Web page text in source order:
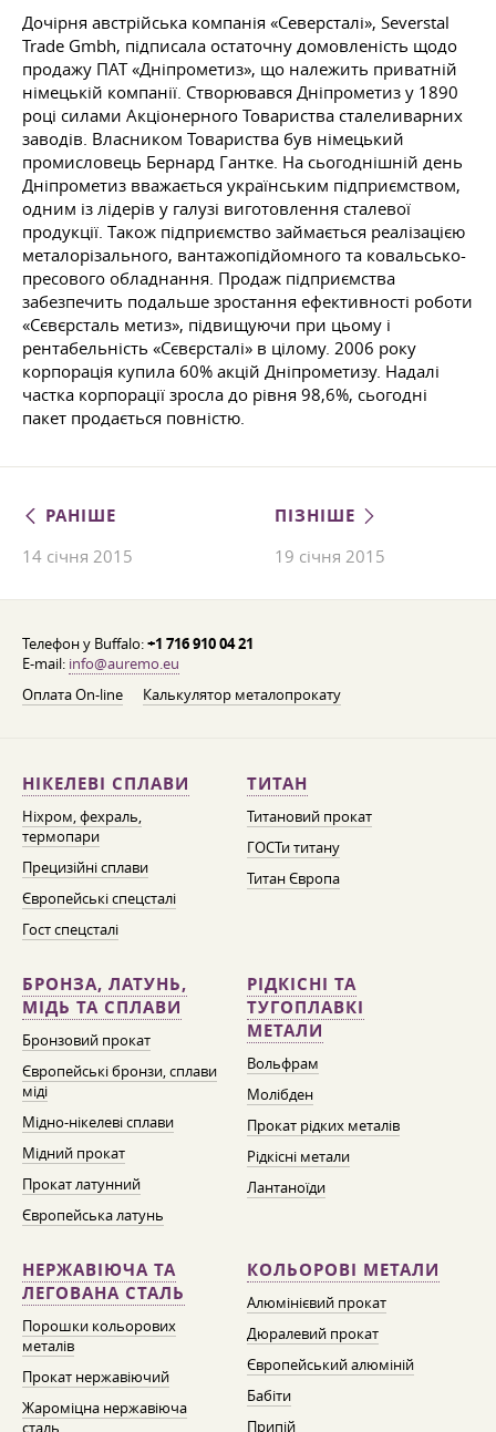
Дочірня австрійська компанія «Северсталі», Severstal
Trade Gmbh, підписала остаточну домовленість щодо
продажу ПАТ «Дніпрометиз», що належить приватній
німецькій компанії. Створювався Дніпрометиз у 1890
році силами Акціонерного Товариства сталеливарних
заводів. Власником Товариства був німецький
промисловець Бернард Гантке. На сьогоднішній день
Дніпрометиз вважається українським підприємством,
одним із лідерів у галузі виготовлення сталевої
продукції. Також підприємство займається реалізацією
металорізального, вантажопідйомного та ковальсько-
пресового обладнання. Продаж підприємства
забезпечить подальше зростання ефективності роботи
«Сєвєрсталь метиз», підвищуючи при цьому і
рентабельність «Сєвєрсталі» в цілому. 2006 року
корпорація купила 60% акцій Дніпрометизу. Надалі
частка корпорації зросла до рівня 98,6%, сьогодні
пакет продається повністю.
РАНІШЕ
14 січня 2015
ПІЗНІШЕ
19 січня 2015
Телефон у Buffalo:+1 716 910 04 21
E-mail: info@auremo.eu
Оплата On-line
Калькулятор металопрокату
НІКЕЛЕВІ СПЛАВИ
Ніхром, фехраль,
термопари
Прецизійні сплави
Європейські спецсталі
Гост спецсталі
ТИТАН
Титановий прокат
ГОСТи титану
Титан Європа
БРОНЗА, ЛАТУНЬ,
МІДЬ ТА СПЛАВИ
Бронзовий прокат
Європейські бронзи, сплави
міді
Мідно-нікелеві сплави
Мідний прокат
Прокат латунний
Європейська латунь
РІДКІСНІ ТА
ТУГОПЛАВКІ
МЕТАЛИ
Вольфрам
Молібден
Прокат рідких металів
Рідкісні метали
Лантаноїди
НЕРЖАВІЮЧА ТА
ЛЕГОВАНА СТАЛЬ
Порошки кольорових
металів
Прокат нержавіючий
Жароміцна нержавіюча
сталь
КОЛЬОРОВІ МЕТАЛИ
Алюмінієвий прокат
Дюралевий прокат
Європейський алюміній
Бабіти
Припій